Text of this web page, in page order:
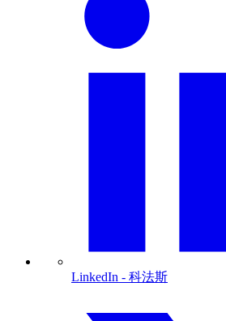
LinkedIn - 科法斯